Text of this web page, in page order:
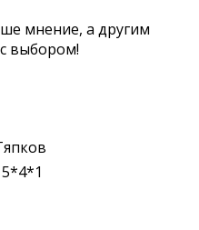
мнение, а другим
выбором!